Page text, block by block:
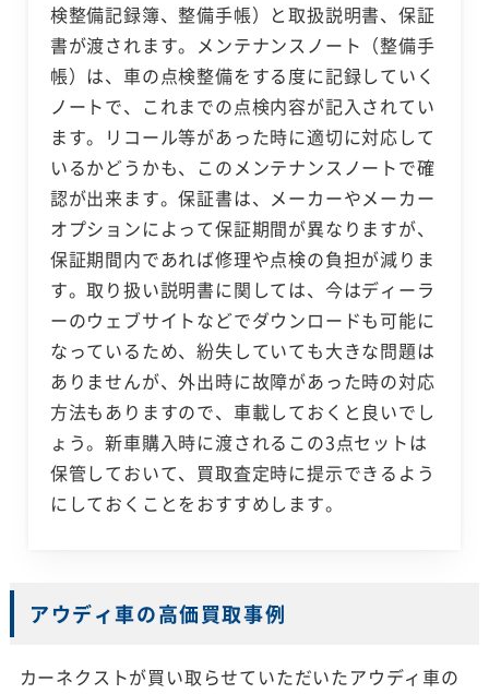
検整備記録簿、整備手帳）と取扱説明書、保証
書が渡されます。メンテナンスノート（整備手
帳）は、車の点検整備をする度に記録していく
ノートで、これまでの点検内容が記入されてい
ます。リコール等があった時に適切に対応して
いるかどうかも、このメンテナンスノートで確
認が出来ます。保証書は、メーカーやメーカー
オプションによって保証期間が異なりますが、
保証期間内であれば修理や点検の負担が減りま
す。取り扱い説明書に関しては、今はディーラ
ーのウェブサイトなどでダウンロードも可能に
なっているため、紛失していても大きな問題は
ありませんが、外出時に故障があった時の対応
方法もありますので、車載しておくと良いでし
ょう。新車購入時に渡されるこの3点セットは
保管しておいて、買取査定時に提示できるよう
にしておくことをおすすめします。
アウディ車の高価買取事例
カーネクストが買い取らせていただいたアウディ車の